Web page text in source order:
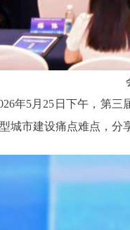
5月25日下午，第三
城市建设痛点难点，分